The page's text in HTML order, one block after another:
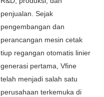
penjualan. Sejak
pengembangan dan
perancangan mesin cetak
tiup regangan otomatis linier
generasi pertama, Vfine
telah menjadi salah satu
perusahaan terkemuka di